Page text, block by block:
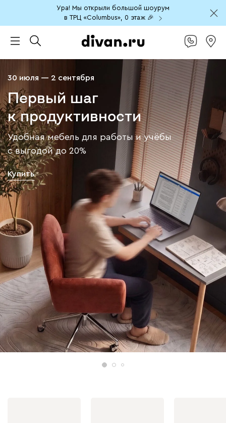
Ура! Мы открыли большой шоурум
в ТРЦ «Columbus», 0 этаж 🎉
30 июля — 2 сентября
Первый шаг
к продуктивности
Удобная мебель для работы и учёбы
с выгодой до 20%
Купить